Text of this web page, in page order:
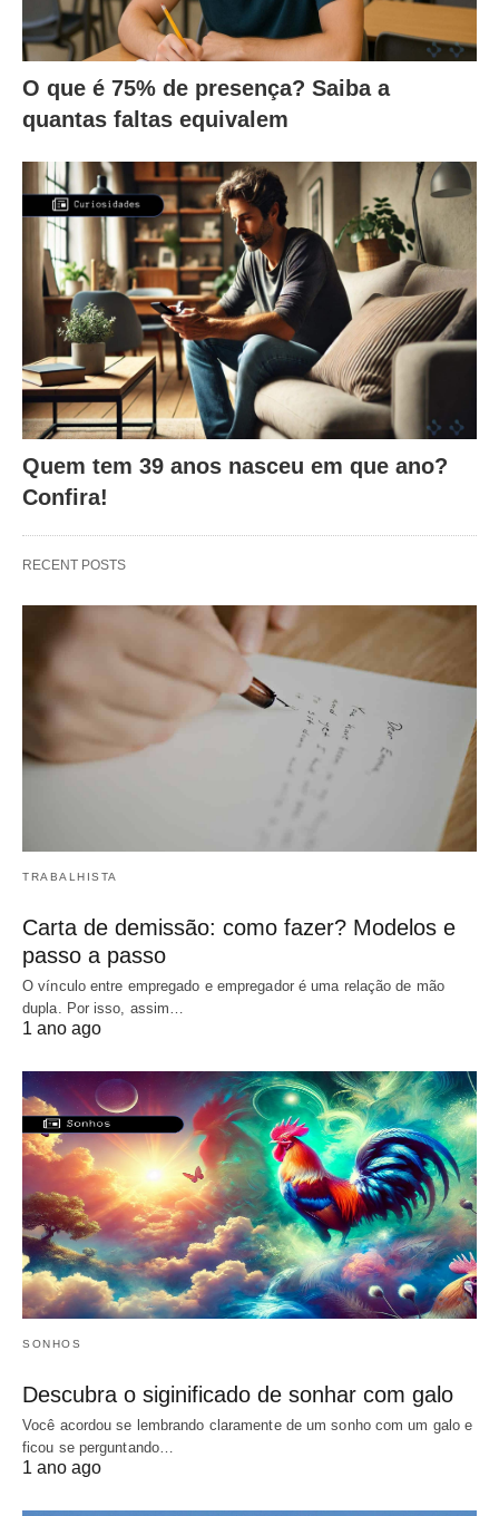
O que é 75% de presença? Saiba a
quantas faltas equivalem
Quem tem 39 anos nasceu em que ano?
Confira!
RECENT POSTS
TRABALHISTA
Carta de demissão: como fazer? Modelos e
passo a passo
O vínculo entre empregado e empregador é uma relação de mão
dupla. Por isso, assim…
1 ano ago
SONHOS
Descubra o siginificado de sonhar com galo
Você acordou se lembrando claramente de um sonho com um galo e
ficou se perguntando…
1 ano ago